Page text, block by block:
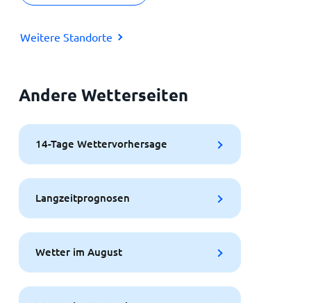
Weitere Standorte
Andere Wetterseiten
14-Tage Wettervorhersage
Langzeitprognosen
Wetter im August